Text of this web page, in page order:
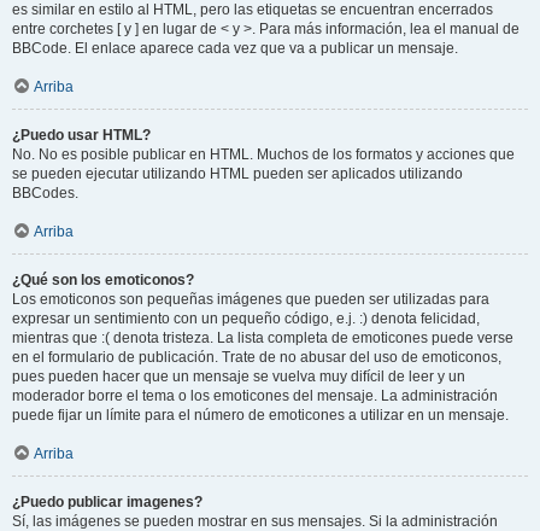
es similar en estilo al HTML, pero las etiquetas se encuentran encerrados
entre corchetes [ y ] en lugar de < y >. Para más información, lea el manual de
BBCode. El enlace aparece cada vez que va a publicar un mensaje.
Arriba
¿Puedo usar HTML?
No. No es posible publicar en HTML. Muchos de los formatos y acciones que
se pueden ejecutar utilizando HTML pueden ser aplicados utilizando
BBCodes.
Arriba
¿Qué son los emoticonos?
Los emoticonos son pequeñas imágenes que pueden ser utilizadas para
expresar un sentimiento con un pequeño código, e.j. :) denota felicidad,
mientras que :( denota tristeza. La lista completa de emoticones puede verse
en el formulario de publicación. Trate de no abusar del uso de emoticonos,
pues pueden hacer que un mensaje se vuelva muy difícil de leer y un
moderador borre el tema o los emoticones del mensaje. La administración
puede fijar un límite para el número de emoticones a utilizar en un mensaje.
Arriba
¿Puedo publicar imagenes?
Sí, las imágenes se pueden mostrar en sus mensajes. Si la administración